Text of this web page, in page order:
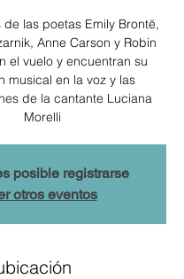
las poetas Emily Brontë,
Anne Carson y Robin
el vuelo y encuentran su
musical en la voz y las
de la cantante Luciana
Morelli
posible registrarse
otros eventos